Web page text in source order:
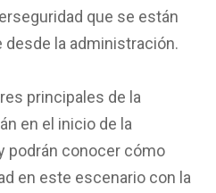
que se están
la administración.
principales de la
en el inicio de la
podrán conocer cómo
en este escenario con la